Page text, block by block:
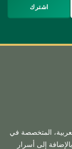
اشترك
المتخصصة في
إلى أسرار